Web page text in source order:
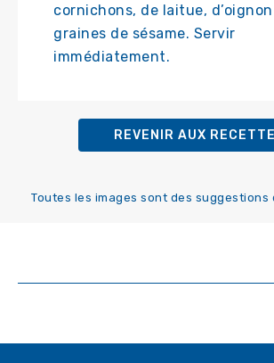
cornichons, de laitue,
graines de sésame. Servir
immédiatement.
REVENIR AUX
Toutes les images sont des